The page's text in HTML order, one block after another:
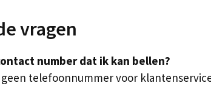
vragen
number dat ik kan bellen?
geen telefoonnummer voor